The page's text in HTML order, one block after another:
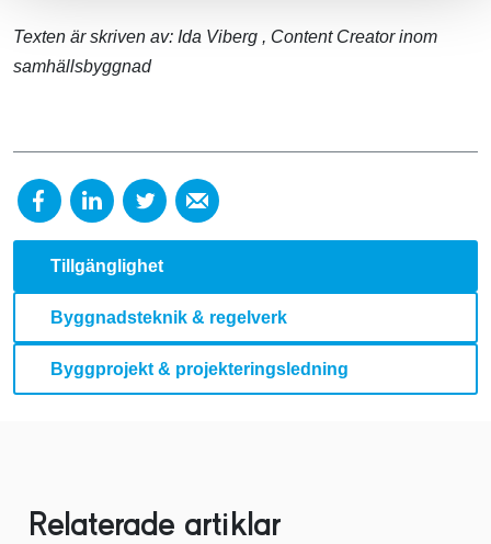
Texten är skriven av: Ida Viberg , Content Creator inom
samhällsbyggnad
Tillgänglighet
Byggnadsteknik & regelverk
Byggprojekt & projekteringsledning
Relaterade artiklar